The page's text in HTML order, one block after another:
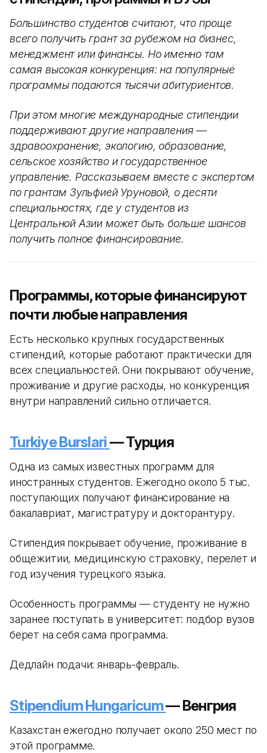
Большинство студентов считают, что проще
всего получить грант за рубежом на бизнес,
менеджмент или финансы. Но именно там
самая высокая конкуренция: на популярные
программы подаются тысячи абитуриентов.
При этом многие международные стипендии
поддерживают другие направления —
здравоохранение, экологию, образование,
сельское хозяйство и государственное
управление. Рассказываем вместе с экспертом
по грантам Зульфией Уруновой, о десяти
специальностях, где у студентов из
Центральной Азии может быть больше шансов
получить полное финансирование.
Программы, которые финансируют
почти любые направления
Есть несколько крупных государственных
стипендий, которые работают практически для
всех специальностей. Они покрывают обучение,
проживание и другие расходы, но конкуренция
внутри направлений сильно отличается.
Turkiye Burslari— Турция
Одна из самых известных программ для
иностранных студентов. Ежегодно около 5 тыс.
поступающих получают финансирование на
бакалавриат, магистратуру и докторантуру.
Стипендия покрывает обучение, проживание в
общежитии, медицинскую страховку, перелет и
год изучения турецкого языка.
Особенность программы — студенту не нужно
заранее поступать в университет: подбор вузов
берет на себя сама программа.
Дедлайн подачи: январь-февраль.
Stipendium Hungaricum— Венгрия
Казахстан ежегодно получает около 250 мест по
этой программе.